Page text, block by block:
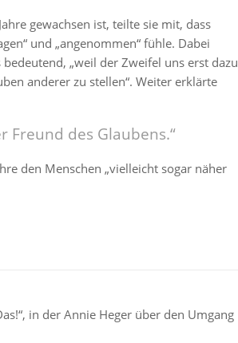
gewachsen ist, teilte sie mit, dass
und „angenommen“ fühle. Dabei
„weil der Zweifel uns erst dazu
anderer zu stellen“. Weiter erklärte
Freund des Glaubens.“
den Menschen „vielleicht sogar näher
in der Annie Heger über den Umgang